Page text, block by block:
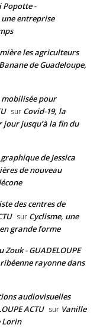
Popotte -
une entreprise
les agriculteurs
Banane de Guadeloupe,
mobilisée pour
sur Covid-19, la
jour jusqu’à la fin du
de Jessica
de nouveau
des centres de
sur Cyclisme, une
grande forme
- GUADELOUPE
rayonne dans
audiovisuelles
ACTU sur Vanille
Lorin